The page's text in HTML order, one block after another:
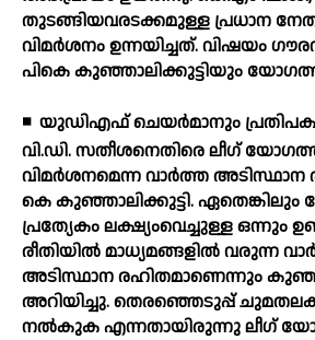
തുടങ്ങിയവരടക്കമുള്ള പ്രധാന
വിമര്‍ശനം ഉന്നയിച്ചത്. വിഷയം
പികെ കുഞ്ഞാലിക്കുട്ടിയും
◾ യുഡിഎഫ് ചെയര്‍മാനും
വി.ഡി. സതീശനെതിരെ ലീഗ്
വിമര്‍ശനമെന്ന വാര്‍ത്ത അടിസ്ഥാന
കെ കുഞ്ഞാലിക്കുട്ടി. ഏതെങ്കിലും
പ്രത്യേകം ലക്ഷ്യംവെച്ചുള്ള ഒന്നും
രീതിയില്‍ മാധ്യമങ്ങളില്‍ വരുന്ന
അടിസ്ഥാന രഹിതമാണെന്നും
അറിയിച്ചു. തെരഞ്ഞെടുപ്പ്
നല്‍കുക എന്നതായിരുന്നു ലീഗ്